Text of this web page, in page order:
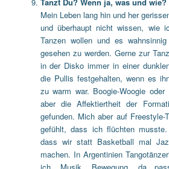
Tanzt Du? Wenn ja, was und wie?
Mein Leben lang hin und her
und überhaupt nicht wissen, wie
Tanzen wollen und es
gesehen zu werden. Gerne zur
in der Disko immer in einer
die Pullis festgehalten, wenn es
zu warm war. Boogie-Woogie oder
aber die Affektiertheit der
gefunden. Mich aber auf Freestyle-
gefühlt, dass ich flüchten
dass wir statt Basketball mal
machen. In Argentinien